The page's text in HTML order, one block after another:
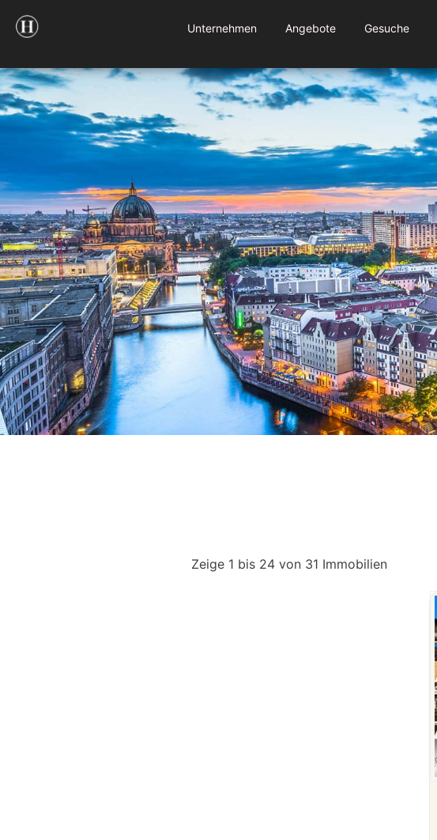
Unternehmen Angebote Gesuche
Zeige 1 bis 24 von 31 Immobilien